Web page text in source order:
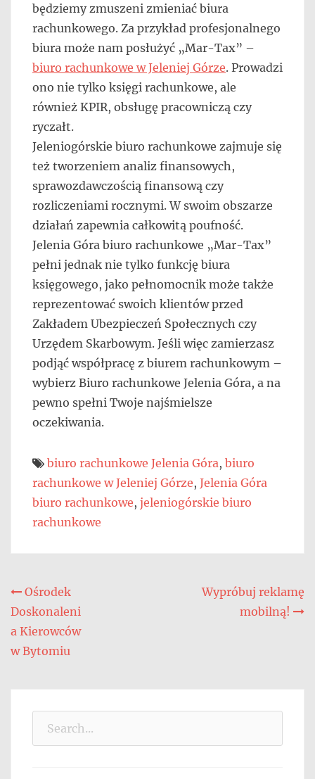
będziemy zmuszeni zmieniać biura
rachunkowego. Za przykład profesjonalnego
biura może nam posłużyć „Mar-Tax” –
biuro rachunkowe w Jeleniej Górze. Prowadzi
ono nie tylko księgi rachunkowe, ale
również KPIR, obsługę pracowniczą czy
ryczałt.
Jeleniogórskie biuro rachunkowe zajmuje się
też tworzeniem analiz finansowych,
sprawozdawczością finansową czy
rozliczeniami rocznymi. W swoim obszarze
działań zapewnia całkowitą poufność.
Jelenia Góra biuro rachunkowe „Mar-Tax”
pełni jednak nie tylko funkcję biura
księgowego, jako pełnomocnik może także
reprezentować swoich klientów przed
Zakładem Ubezpieczeń Społecznych czy
Urzędem Skarbowym. Jeśli więc zamierzasz
podjąć współpracę z biurem rachunkowym –
wybierz Biuro rachunkowe Jelenia Góra, a na
pewno spełni Twoje najśmielsze
oczekiwania.
biuro rachunkowe Jelenia Góra, biuro
rachunkowe w Jeleniej Górze, Jelenia Góra
biuro rachunkowe, jeleniogórskie biuro
rachunkowe
Nawigacja
wpisu
Ośrodek
Doskonaleni
a Kierowców
w Bytomiu
Wypróbuj reklamę
mobilną!